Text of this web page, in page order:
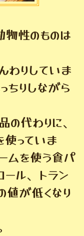
物性のものは
わりしていま
ちりしながら
代わりに、
っていま
ムを使う食パ
ル、トラン
が低くなり